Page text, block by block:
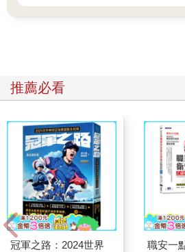
如此配合領隊的行李員也有挨罵的時候
切菜板。」
這時又該怎麼處理？對，我們行李員都
從大沼公園搭著慢車悠哉晃蕩到函館，
假期間就可以搭行走於函館到大沼公園
函館本線是北海道最長的一條鐵道，從
八‧四公里，從道央到道南共九十八個
而行的美麗風景線。之前經過的二世
最美的車窗風光，而終點站函館，更
推薦必看
冠軍之路：2024世界
職安一